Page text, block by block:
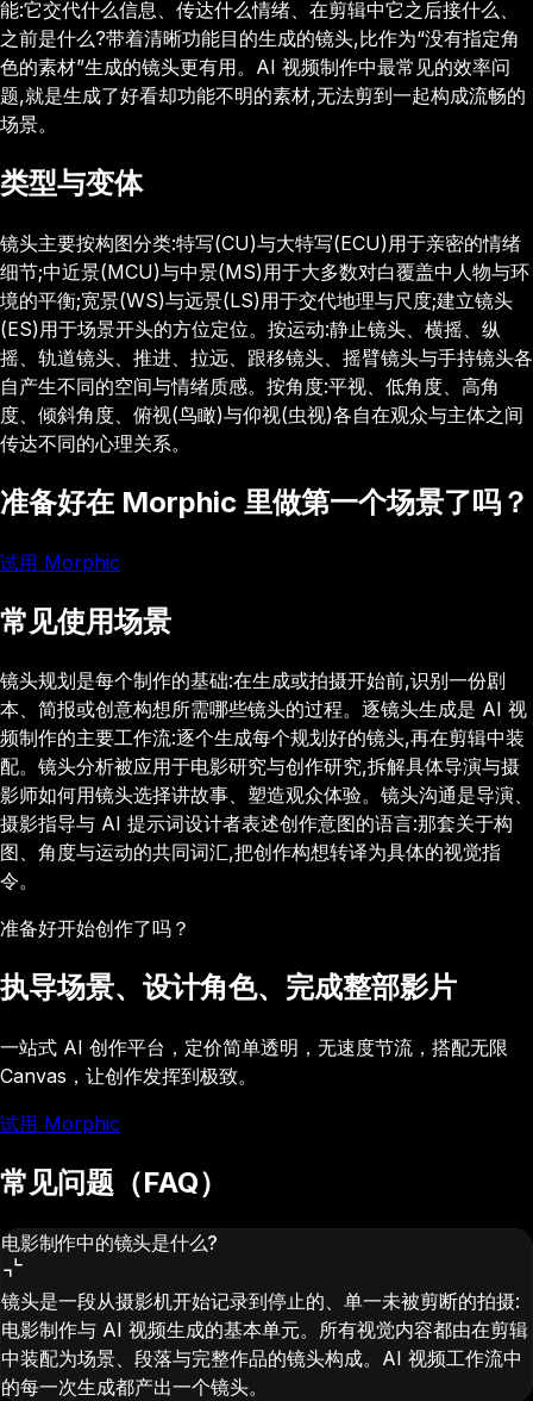
能:它交代什么信息、传达什么情绪、在剪辑中它之后接什么、
之前是什么?带着清晰功能目的生成的镜头,比作为“没有指定角
色的素材”生成的镜头更有用。AI 视频制作中最常见的效率问
题,就是生成了好看却功能不明的素材,无法剪到一起构成流畅的
场景。
类型与变体
镜头主要按构图分类:特写(CU)与大特写(ECU)用于亲密的情绪
细节;中近景(MCU)与中景(MS)用于大多数对白覆盖中人物与环
境的平衡;宽景(WS)与远景(LS)用于交代地理与尺度;建立镜头
(ES)用于场景开头的方位定位。按运动:静止镜头、横摇、纵
摇、轨道镜头、推进、拉远、跟移镜头、摇臂镜头与手持镜头各
自产生不同的空间与情绪质感。按角度:平视、低角度、高角
度、倾斜角度、俯视(鸟瞰)与仰视(虫视)各自在观众与主体之间
传达不同的心理关系。
准备好在 Morphic 里做第一个场景了吗？
试用 Morphic
常见使用场景
镜头规划是每个制作的基础:在生成或拍摄开始前,识别一份剧
本、简报或创意构想所需哪些镜头的过程。逐镜头生成是 AI 视
频制作的主要工作流:逐个生成每个规划好的镜头,再在剪辑中装
配。镜头分析被应用于电影研究与创作研究,拆解具体导演与摄
影师如何用镜头选择讲故事、塑造观众体验。镜头沟通是导演、
摄影指导与 AI 提示词设计者表述创作意图的语言:那套关于构
图、角度与运动的共同词汇,把创作构想转译为具体的视觉指
令。
准备好开始创作了吗？
执导场景、设计角色、完成整部影片
一站式 AI 创作平台，定价简单透明，无速度节流，搭配无限
Canvas，让创作发挥到极致。
试用 Morphic
常见问题（FAQ）
电影制作中的镜头是什么?
镜头是一段从摄影机开始记录到停止的、单一未被剪断的拍摄:
电影制作与 AI 视频生成的基本单元。所有视觉内容都由在剪辑
中装配为场景、段落与完整作品的镜头构成。AI 视频工作流中
的每一次生成都产出一个镜头。